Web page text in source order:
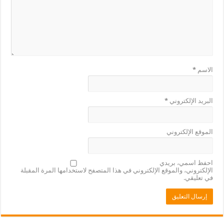
الاسم*
البريد الإلكتروني*
الموقع الإلكتروني
احفظ اسمي، بريدي
الإلكتروني، والموقع الإلكتروني في هذا المتصفح لاستخدامها المرة المقبلة
في تعليقي.